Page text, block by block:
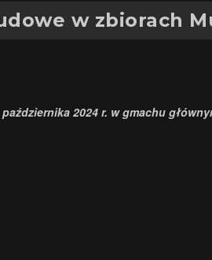
w zbiorach
2024 r. w gmachu